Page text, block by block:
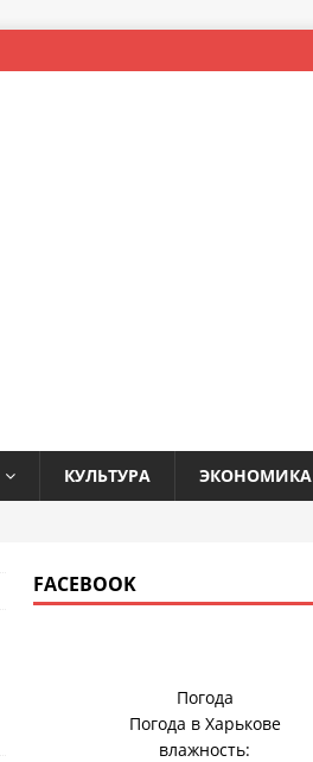
КУЛЬТУРА ЭКОНОМИКА
FACEBOOK
Погода
Погода в Харькове
влажность: